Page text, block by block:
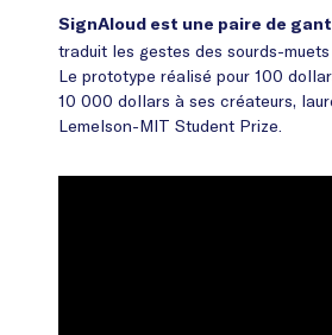
SignAloud est une paire de
traduit les gestes des sourds-muets
Le prototype réalisé pour 100
10 000 dollars à ses créateurs,
Lemelson-MIT Student Prize.